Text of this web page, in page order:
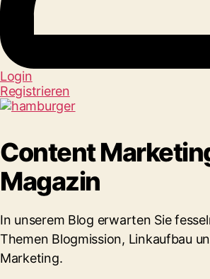
Login
Registrieren
Content
Magazin
In unserem Blog erwarten Sie
Themen Blogmission, Linkaufbau
Marketing.